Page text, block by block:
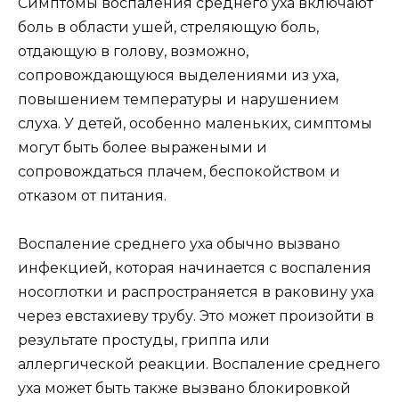
боль в области ушей, стреляющую боль,
отдающую в голову, возможно,
сопровождающуюся выделениями из уха,
повышением температуры и нарушением
слуха. У детей, особенно маленьких, симптомы
могут быть более выражеными и
сопровождаться плачем, беспокойством и
отказом от питания.
Воспаление среднего уха обычно вызвано
инфекцией, которая начинается с воспаления
носоглотки и распространяется в раковину уха
через евстахиеву трубу. Это может произойти в
результате простуды, гриппа или
аллергической реакции. Воспаление среднего
уха может быть также вызвано блокировкой